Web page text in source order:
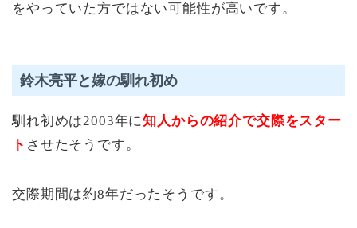
をやっていた方ではない可能性が高いです。
鈴木亮平と嫁の馴れ初め
馴れ初めは2003年に知人からの紹介で交際をスター
ト させたそうです。
交際期間は約8年だったそうです。